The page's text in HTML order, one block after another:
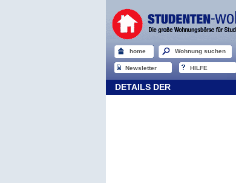
home Wohnung suchen
Newsletter HILFE
DETAILS DER